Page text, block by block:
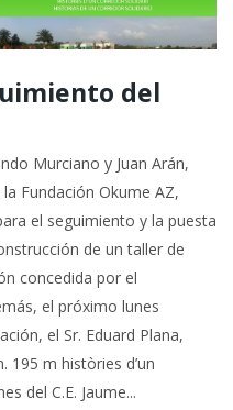
del
Murciano y Juan Arán,
Fundación Okume AZ,
el seguimiento y la puesta
de un taller de
concedida por el
el próximo lunes
el Sr. Eduard Plana,
195 m històries d’un
del C.E. Jaume...